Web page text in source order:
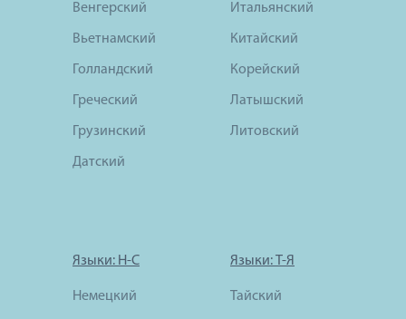
Венгерский
Вьетнамский
Голландский
Греческий
Грузинский
Датский
Итальянский
Китайский
Корейский
Латышский
Литовский
Языки: Н-С
Немецкий
Языки: Т-Я
Тайский